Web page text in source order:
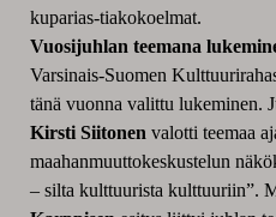
kuparias-tiakokoelmat.
Vuosijuhlan teemana
Varsinais-Suomen
tänä vuonna valittu lukeminen.
Kirsti Siitonen valotti teemaa
maahanmuuttokeskustelun
– silta kulttuurista kulttuuriin”.